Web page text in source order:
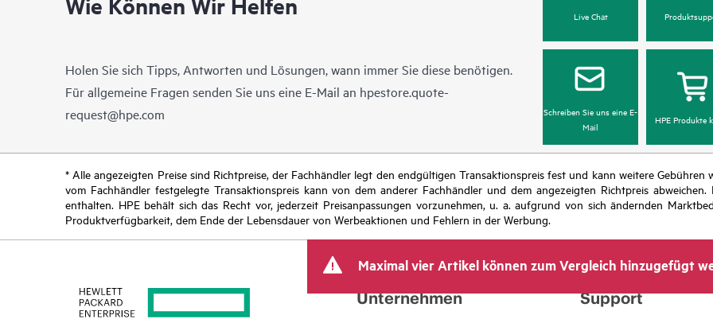
Holen Sie sich Tipps, Antworten und Lösungen, wann immer Sie diese benötigen.
Für allgemeine Fragen senden Sie uns eine E-Mail an hpestore.quote-
request@hpe.com
Live Chat
Schreiben Sie uns eine E-
Mail
HPE Produkte
* Alle angezeigten Preise sind Richtpreise, der Fachhändler legt den endgültigen Transaktionspreis fest und kann weitere
vom Fachhändler festgelegte Transaktionspreis kann von dem anderer Fachhändler und dem angezeigten Richtpreis
enthalten. HPE behält sich das Recht vor, jederzeit Preisanpassungen vorzunehmen, u. a. aufgrund von sich ändernden
Produktverfügbarkeit, dem Ende der Lebensdauer von Werbeaktionen und Fehlern in der Werbung.
Maximal vier Artikel können zum Vergleich hinzugefügt
Unternehmen Support